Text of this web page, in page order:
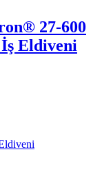
27-600
Eldiveni